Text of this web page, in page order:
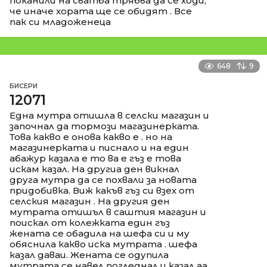
че иначе хората ще се обидят . Все
пак си младоженеца
648 9
БИСЕРИ
12071
Една мутра отишла в селски магазин и
започнал да тормози магазинерката.
Това какво е онова какво е . но на
магазинерката и писнало и на един
абажур казала е то ва е гъз е това
искам казал. На другиа ден викнал
друга мутра да се похвали за новата
придобивка. Виж какъв гъз си взех от
селския магазин . На другия ден
мутрата отишъл в саштия магазин и
поискал от колежката един гъз
жената се обадила на шефа си и му
обяснила какво иска мутрата . шефа
казал даваи. Жената се одупила